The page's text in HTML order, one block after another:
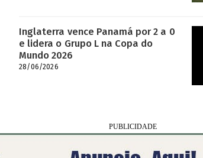
Inglaterra vence Panamá por 2 a 0
e lidera o Grupo L na Copa do
Mundo 2026
28/06/2026